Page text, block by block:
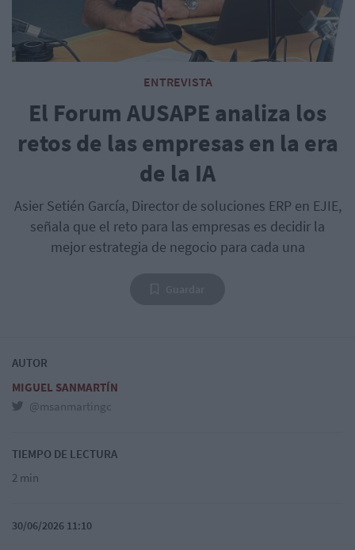
ENTREVISTA
El Forum AUSAPE analiza los
retos de las empresas en la era
de la IA
Asier Setién García, Director de soluciones ERP en EJIE,
señala que el reto para las empresas es decidir la
mejor estrategia de negocio para cada una
AUTOR
MIGUEL SANMARTÍN
@msanmartingc
TIEMPO DE LECTURA
2 min
30/06/2026 11:10